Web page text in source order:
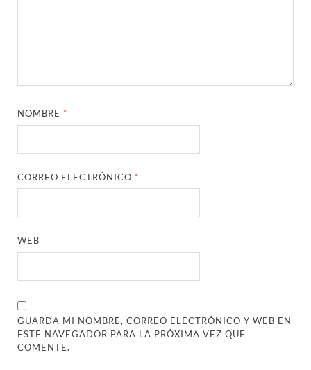
NOMBRE *
CORREO ELECTRÓNICO *
WEB
GUARDA MI NOMBRE, CORREO ELECTRÓNICO Y WEB EN
ESTE NAVEGADOR PARA LA PRÓXIMA VEZ QUE
COMENTE.